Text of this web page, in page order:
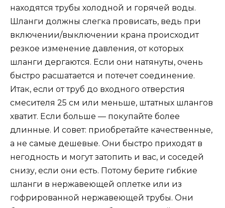
находятся трубы холодной и горячей воды.
Шланги должны слегка провисать, ведь при
включении/выключении крана происходит
резкое изменение давления, от которых
шланги дергаются. Если они натянуты, очень
быстро расшатается и потечет соединение.
Итак, если от труб до входного отверстия
смесителя 25 см или меньше, штатных шлангов
хватит. Если больше — покупайте более
длинные. И совет: приобретайте качественные,
а не самые дешевые. Они быстро приходят в
негодность и могут затопить и вас, и соседей
снизу, если они есть. Потому берите гибкие
шланги в нержавеющей оплетке или из
гофрированной нержавеющей трубы. Они